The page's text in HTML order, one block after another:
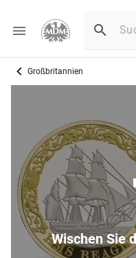
Großbritannien
Wischen Sie